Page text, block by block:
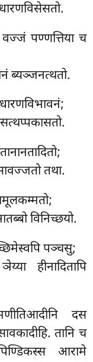
पण्णत्तिया च
ब्यञ्जनत्थतो.
तथा.
विनिच्छयो.
पञ्चसु;
हीनादितापि
दस
तानि च
आरामे